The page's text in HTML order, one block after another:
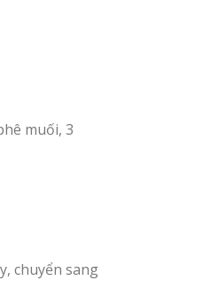
muối, 3
chuyển sang